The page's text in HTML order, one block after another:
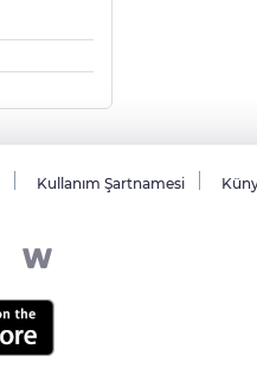
Kullanım Şartnamesi